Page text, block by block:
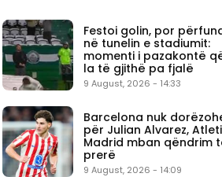
Festoi golin, por
në tunelin e stadiumit:
momenti i pazakontë
la të gjithë pa fjalë
9 August, 2026 - 14:33
Barcelona nuk
për Julian Alvarez,
Madrid mban qëndrim
prerë
9 August, 2026 - 14:09